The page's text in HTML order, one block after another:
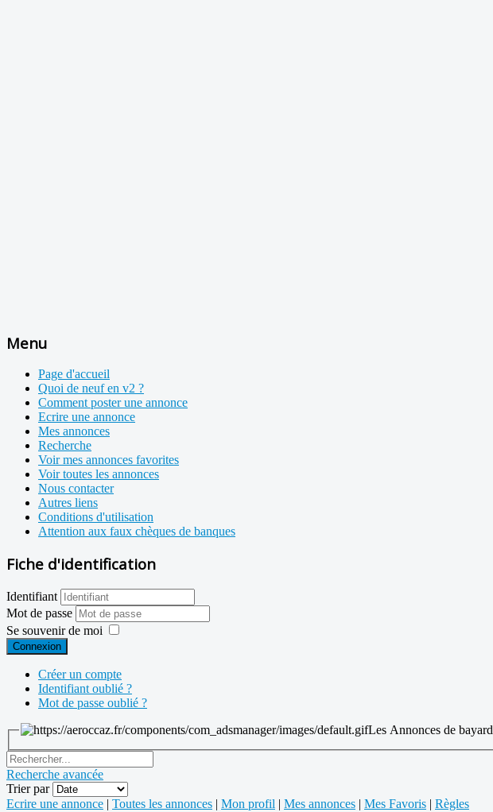
Menu
Page d'accueil
Quoi de neuf en v2 ?
Comment poster une annonce
Ecrire une annonce
Mes annonces
Recherche
Voir mes annonces favorites
Voir toutes les annonces
Nous contacter
Autres liens
Conditions d'utilisation
Attention aux faux chèques de banques
Fiche d'identification
Identifiant
Mot de passe
Se souvenir de moi
Connexion
Créer un compte
Identifiant oublié ?
Mot de passe oublié ?
Les Annonces de bayard
Recherche avancée
Trier par
Ecrire une annonce
Toutes les annonces Mon profil Mes annonces Mes Favoris
Règles